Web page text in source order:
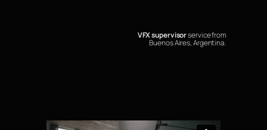
VFX supervisorservice from
Buenos Aires, Argentina.